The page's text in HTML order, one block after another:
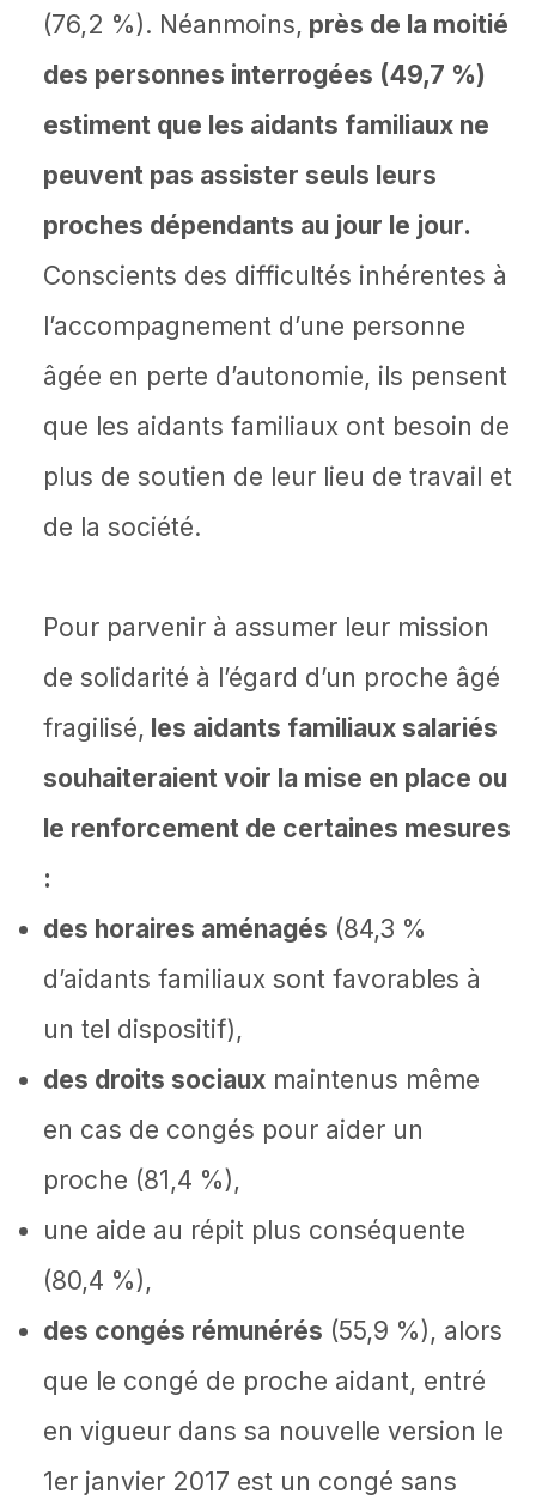
(76,2 %). Néanmoins, près de la moitié
des personnes interrogées (49,7 %)
estiment que les aidants familiaux ne
peuvent pas assister seuls leurs
proches dépendants au jour le jour.
Conscients des difficultés inhérentes à
l’accompagnement d’une personne
âgée en perte d’autonomie, ils pensent
que les aidants familiaux ont besoin de
plus de soutien de leur lieu de travail et
de la société.
Pour parvenir à assumer leur mission
de solidarité à l’égard d’un proche âgé
fragilisé, les aidants familiaux salariés
souhaiteraient voir la mise en place ou
le renforcement de certaines mesures
:
des horaires aménagés (84,3 %
d’aidants familiaux sont favorables à
un tel dispositif),
des droits sociaux maintenus même
en cas de congés pour aider un
proche (81,4 %),
une aide au répit plus conséquente
(80,4 %),
des congés rémunérés (55,9 %), alors
que le congé de proche aidant, entré
en vigueur dans sa nouvelle version le
1er janvier 2017 est un congé sans